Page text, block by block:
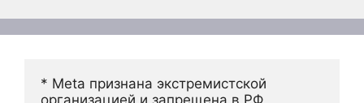
* Meta признана экстремистской